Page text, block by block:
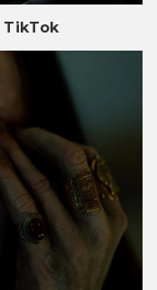
TikTok